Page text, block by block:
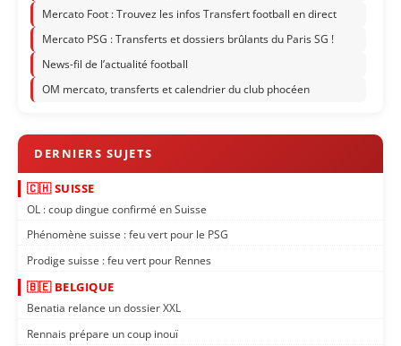
Mercato Foot : Trouvez les infos Transfert football en direct
Mercato PSG : Transferts et dossiers brûlants du Paris SG !
News-fil de l’actualité football
OM mercato, transferts et calendrier du club phocéen
🇨🇭 SUISSE
OL : coup dingue confirmé en Suisse
Phénomène suisse : feu vert pour le PSG
Prodige suisse : feu vert pour Rennes
🇧🇪 BELGIQUE
Benatia relance un dossier XXL
Rennais prépare un coup inouï